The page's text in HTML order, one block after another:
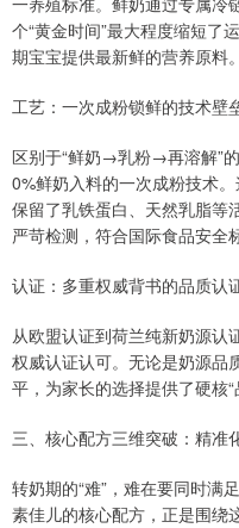
个“黄金时间”最大程度缩短了
期宝宝提供最新鲜的营养原料。
工艺：一次成粉锁鲜的技术壁
区别于“鲜奶→乳粉→再溶解”
0%鲜奶入料的一次成粉技术
保留了乳铁蛋白、天然乳脂等
严苛检测，符合国际食品安全
认证：多重权威背书的品质认
从欧盟认证到荷兰纯新奶源认
权威认证认可。无论是奶源品
平，为家长的选择提供了硬核“
三、核心配方三维突破：精准
转奶期的“难”，难在要同时满
素佳儿的核心配方，正是围绕